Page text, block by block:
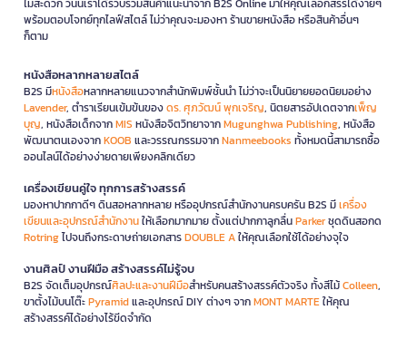
ไม่สะดวก วันนี้เราได้รวบรวมสินค้าแนะนำจาก B2S Online มาให้คุณเลือกสรรได้ง่ายๆ
พร้อมตอบโจทย์ทุกไลฟ์สไตล์ ไม่ว่าคุณจะมองหา ร้านขายหนังสือ หรือสินค้าอื่นๆ
ก็ตาม
หนังสือหลากหลายสไตล์
B2S มีหนังสือหลากหลายแนวจากสำนักพิมพ์ชั้นนำ ไม่ว่าจะเป็นนิยายยอดนิยมอย่าง
Lavender, ตำราเรียนเข้มข้นของดร. ศุภวัฒน์ พุกเจริญ, นิตยสารอัปเดตจากเพ็ญ
บุญ, หนังสือเด็กจากMIS หนังสือจิตวิทยาจากMugunghwa Publishing, หนังสือ
พัฒนาตนเองจากKOOB และวรรณกรรมจากNanmeebooks ทั้งหมดนี้สามารถซื้อ
ออนไลน์ได้อย่างง่ายดายเพียงคลิกเดียว
เครื่องเขียนคู่ใจ ทุกการสร้างสรรค์
มองหาปากกาดีๆ ดินสอหลากหลาย หรืออุปกรณ์สำนักงานครบครัน B2S มีเครื่อง
เขียนและอุปกรณ์สำนักงานให้เลือกมากมาย ตั้งแต่ปากกาลูกลื่นParkerชุดดินสอกด
Rotringไปจนถึงกระดาษถ่ายเอกสารDOUBLE Aให้คุณเลือกใช้ได้อย่างจุใจ
งานศิลป์ งานฝีมือ สร้างสรรค์ไม่รู้จบ
B2S จัดเต็มอุปกรณ์ศิลปะและงานฝีมือสำหรับคนสร้างสรรค์ตัวจริง ทั้งสีไม้Colleen,
ขาตั้งไม้บนโต๊ะPyramidและอุปกรณ์ DIY ต่างๆ จากMONT MARTEให้คุณ
สร้างสรรค์ได้อย่างไร้ขีดจำกัด